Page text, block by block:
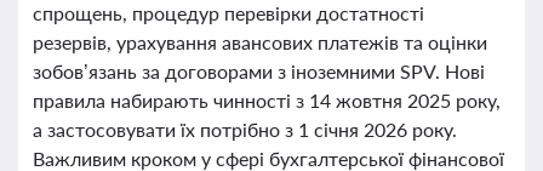
спрощень, процедур перевірки достатності
резервів, урахування авансових платежів та оцінки
зобов’язань за договорами з іноземними SPV. Нові
правила набирають чинності з 14 жовтня 2025 року,
а застосовувати їх потрібно з 1 січня 2026 року.
Важливим кроком у сфері бухгалтерської фінансової